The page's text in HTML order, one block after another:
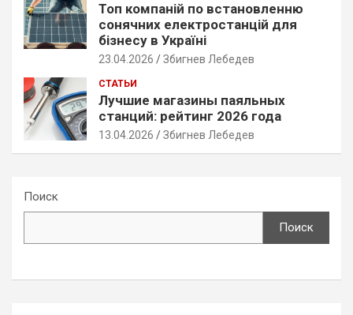
Топ компаній по встановленню
сонячних електростанцій для
бізнесу в Україні
23.04.2026 Збигнев Лебедев
СТАТЬИ
Лучшие магазины паяльных
станций: рейтинг 2026 года
13.04.2026 Збигнев Лебедев
Поиск
Поиск